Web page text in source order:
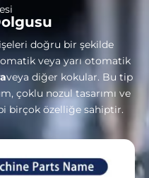
doğru bir şekilde
veya yarı otomatik
veya diğer kokular. Bu tip
çoklu nozul tasarımı ve
birçok özelliğe sahiptir.